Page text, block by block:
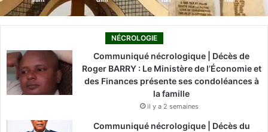
NÉCROLOGIE
Communiqué nécrologique | Décès de
Roger BARRY : Le Ministère de l’Économie et
des Finances présente ses condoléances à
la famille
il y a 2 semaines
Communiqué nécrologique | Décès du